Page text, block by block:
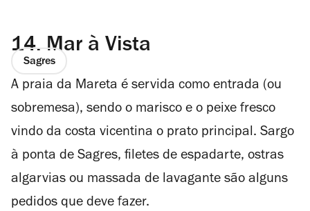
14. Mar à Vista
Sagres
A praia da Mareta é servida como entrada (ou
sobremesa), sendo o marisco e o peixe fresco
vindo da costa vicentina o prato principal. Sargo
à ponta de Sagres, filetes de espadarte, ostras
algarvias ou massada de lavagante são alguns
pedidos que deve fazer.